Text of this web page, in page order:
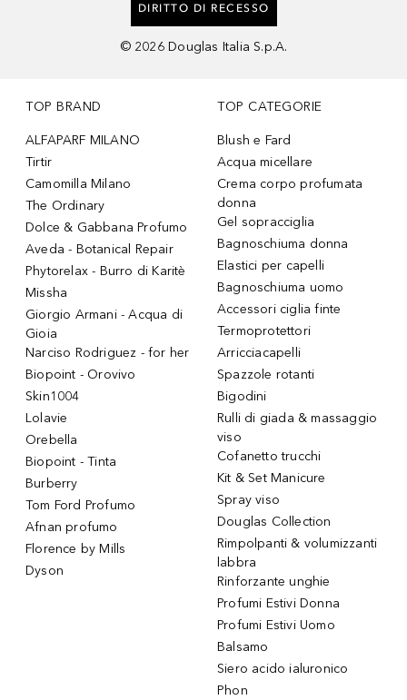
DIRITTO DI RECESSO
© 2026 Douglas Italia S.p.A.
TOP BRAND
ALFAPARF MILANO
Tirtir
Camomilla Milano
The Ordinary
Dolce & Gabbana Profumo
Aveda - Botanical Repair
Phytorelax - Burro di Karitè
Missha
Giorgio Armani - Acqua di
Gioia
Narciso Rodriguez - for her
Biopoint - Orovivo
Skin1004
Lolavie
Orebella
Biopoint - Tinta
Burberry
Tom Ford Profumo
Afnan profumo
Florence by Mills
Dyson
TOP CATEGORIE
Blush e Fard
Acqua micellare
Crema corpo profumata
donna
Gel sopracciglia
Bagnoschiuma donna
Elastici per capelli
Bagnoschiuma uomo
Accessori ciglia finte
Termoprotettori
Arricciacapelli
Spazzole rotanti
Bigodini
Rulli di giada & massaggio
viso
Cofanetto trucchi
Kit & Set Manicure
Spray viso
Douglas Collection
Rimpolpanti & volumizzanti
labbra
Rinforzante unghie
Profumi Estivi Donna
Profumi Estivi Uomo
Balsamo
Siero acido ialuronico
Phon